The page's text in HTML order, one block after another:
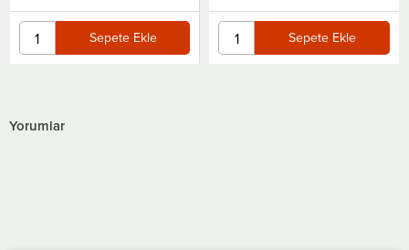
Sepete Ekle Sepete Ekle
Yorumlar